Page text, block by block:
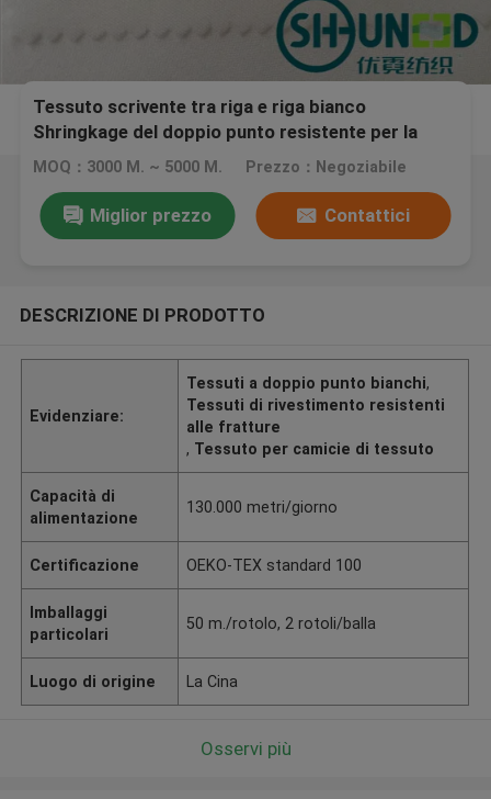
Tessuto scrivente tra riga e riga bianco
Shringkage del doppio punto resistente per la
camicia casuale di Woven
MOQ：3000 M. ~ 5000 M. Prezzo：Negoziabile
Miglior prezzo Contattici
DESCRIZIONE DI PRODOTTO
Evidenziare:
Tessuti a doppio punto bianchi,
Tessuti di rivestimento resistenti
alle fratture
, Tessuto per camicie di tessuto
Capacità di
alimentazione
130.000 metri/giorno
Certificazione OEKO-TEX standard 100
Imballaggi
particolari
50 m./rotolo, 2 rotoli/balla
Luogo di origine La Cina
Osservi più